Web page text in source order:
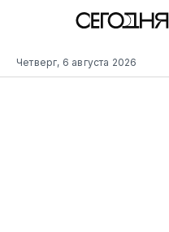
Четверг, 6 августа 2026